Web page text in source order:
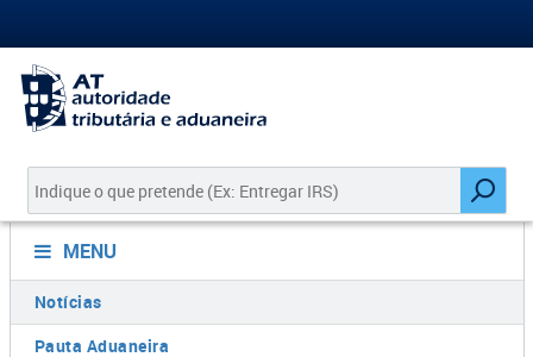
MENU
Notícias
Pauta Aduaneira